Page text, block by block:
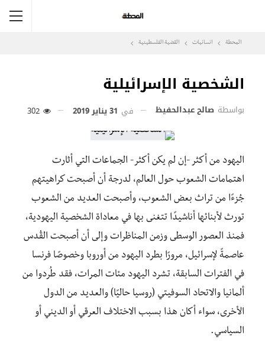
المحطة انسانيات القضية الفلسطينية
الشخصية الإسرائيلية
بواسطة صالح عبدالحفيظ في 31 يناير 2019
اليهود من أكثر -إن لم يكن أكثر- الجماعات التي أثارت
اهتمامات الشعوب حول العالم، لدرجة أن أصبحت كراهيتهم
جُزءًا من تراث بعض الشعوب، وأصبحت العديد من الشعوب
تورث لأبنائها أناشيدًا تتغنى بها في معاداة الشخصية اليهودية،
فمنذ العصور الوسطى وزمن المناظرات وإلى أن أصبحت القُدس
عاصمةً لإسرائيل، مرورًا بطرد اليهود من أوروبا وخصوصًا فرنسا
في الفترات السابقة، تشرد اليهود مئات المرات، فقد طُردوا من
ألمانيا والاتحاد السوفيتي (روسيا حاليًا) والعديد من الدول
الأخرى، سواء أكان هذا بسبب الاختلاف العرقي أو الديني أو
السياسي.